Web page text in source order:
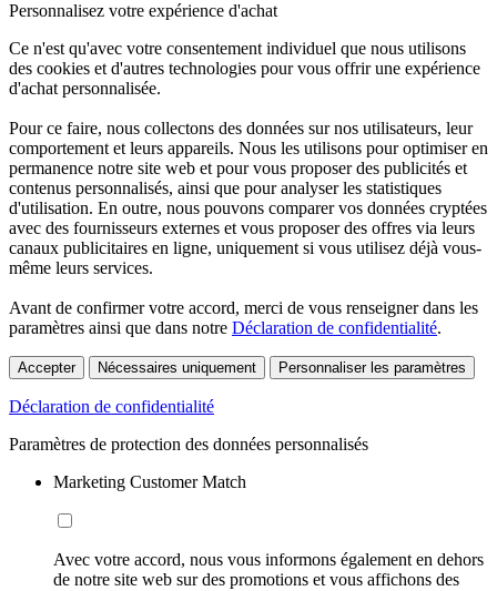
Personnalisez votre expérience d'achat
Ce n'est qu'avec votre consentement individuel que nous utilisons
des cookies et d'autres technologies pour vous offrir une expérience
d'achat personnalisée.
Pour ce faire, nous collectons des données sur nos utilisateurs, leur
comportement et leurs appareils. Nous les utilisons pour optimiser en
permanence notre site web et pour vous proposer des publicités et
contenus personnalisés, ainsi que pour analyser les statistiques
d'utilisation. En outre, nous pouvons comparer vos données cryptées
avec des fournisseurs externes et vous proposer des offres via leurs
canaux publicitaires en ligne, uniquement si vous utilisez déjà vous-
même leurs services.
Avant de confirmer votre accord, merci de vous renseigner dans les
paramètres ainsi que dans notre Déclaration de confidentialité.
Accepter Nécessaires uniquement Personnaliser les paramètres
Déclaration de confidentialité
Paramètres de protection des données personnalisés
Marketing Customer Match
Avec votre accord, nous vous informons également en dehors
de notre site web sur des promotions et vous affichons des